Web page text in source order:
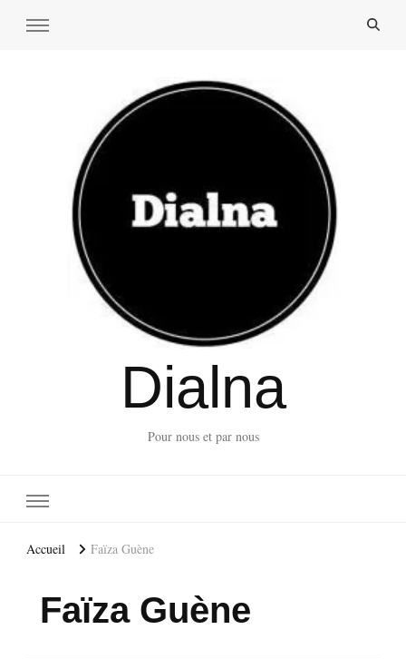
Dialna
Pour nous et par nous
Accueil Faïza Guène
Faïza Guène